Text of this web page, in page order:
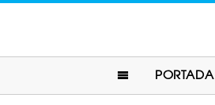
PORTADA